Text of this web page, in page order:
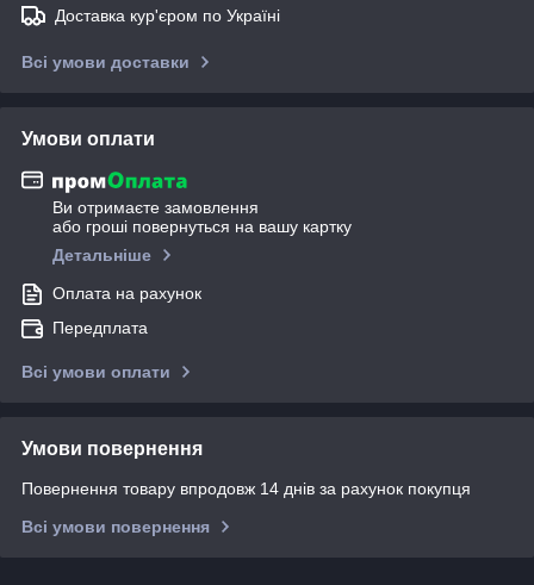
Доставка кур'єром по Україні
Всі умови доставки
Умови оплати
Ви отримаєте замовлення
або гроші повернуться на вашу картку
Детальніше
Оплата на рахунок
Передплата
Всі умови оплати
Умови повернення
Повернення товару впродовж 14 днів за рахунок покупця
Всі умови повернення